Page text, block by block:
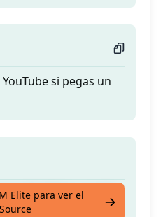
si pegas un
YouTube a partir
Elite para ver el